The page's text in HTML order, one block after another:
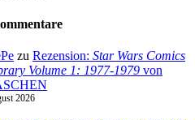
zu Rezension: Star Wars Comics
Volume 1: 1977-1979 von
2026